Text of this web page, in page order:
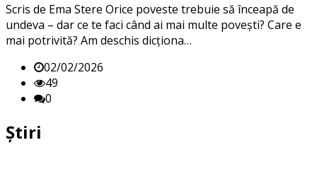
Scris de Ema Stere Orice poveste trebuie să înceapă de
undeva – dar ce te faci când ai mai multe povești? Care e
mai potrivită? Am deschis dicționa…
02/02/2026
49
0
Știri